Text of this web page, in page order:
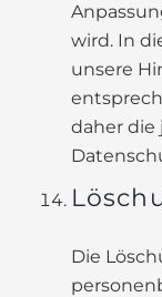
wird. In
unsere
daher die
Die